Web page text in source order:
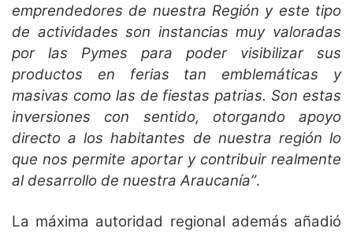
emprendedores de nuestra Región y este tipo
de actividades son instancias muy valoradas
por las Pymes para poder visibilizar sus
productos en ferias tan emblemáticas y
masivas como las de fiestas patrias. Son estas
inversiones con sentido, otorgando apoyo
directo a los habitantes de nuestra región lo
que nos permite aportar y contribuir realmente
al desarrollo de nuestra Araucanía”.
La máxima autoridad regional además añadió